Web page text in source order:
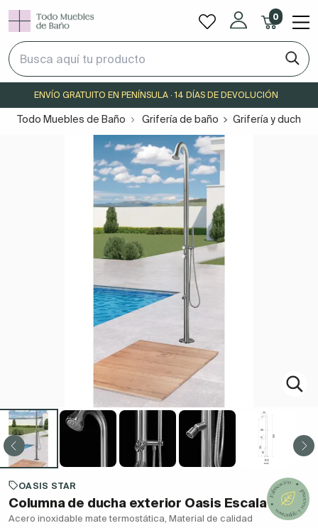
0
ENVÍO GRATUITO EN PENÍNSULA · 14 DÍAS DE DEVOLUCIÓN
Todo Muebles de Baño Grifería de baño Grifería y duchas
OASIS STAR
Columna de ducha exterior Oasis Escala
Acero inoxidable mate termostática, Material de calidad